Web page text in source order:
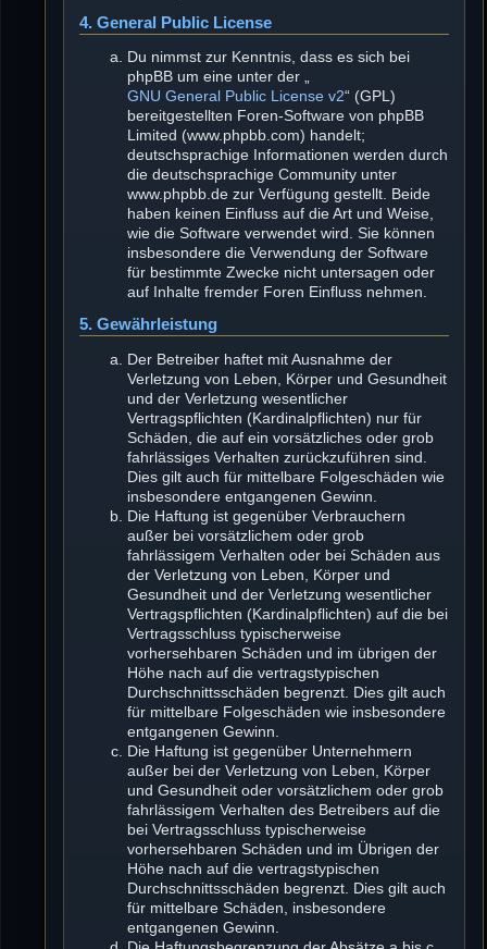
4. General Public License
Du nimmst zur Kenntnis, dass es sich bei
phpBB um eine unter der „
GNU General Public License v2“ (GPL)
bereitgestellten Foren-Software von phpBB
Limited (www.phpbb.com) handelt;
deutschsprachige Informationen werden durch
die deutschsprachige Community unter
www.phpbb.de zur Verfügung gestellt. Beide
haben keinen Einfluss auf die Art und Weise,
wie die Software verwendet wird. Sie können
insbesondere die Verwendung der Software
für bestimmte Zwecke nicht untersagen oder
auf Inhalte fremder Foren Einfluss nehmen.
5. Gewährleistung
Der Betreiber haftet mit Ausnahme der
Verletzung von Leben, Körper und Gesundheit
und der Verletzung wesentlicher
Vertragspflichten (Kardinalpflichten) nur für
Schäden, die auf ein vorsätzliches oder grob
fahrlässiges Verhalten zurückzuführen sind.
Dies gilt auch für mittelbare Folgeschäden wie
insbesondere entgangenen Gewinn.
Die Haftung ist gegenüber Verbrauchern
außer bei vorsätzlichem oder grob
fahrlässigem Verhalten oder bei Schäden aus
der Verletzung von Leben, Körper und
Gesundheit und der Verletzung wesentlicher
Vertragspflichten (Kardinalpflichten) auf die bei
Vertragsschluss typischerweise
vorhersehbaren Schäden und im übrigen der
Höhe nach auf die vertragstypischen
Durchschnittsschäden begrenzt. Dies gilt auch
für mittelbare Folgeschäden wie insbesondere
entgangenen Gewinn.
Die Haftung ist gegenüber Unternehmern
außer bei der Verletzung von Leben, Körper
und Gesundheit oder vorsätzlichem oder grob
fahrlässigem Verhalten des Betreibers auf die
bei Vertragsschluss typischerweise
vorhersehbaren Schäden und im Übrigen der
Höhe nach auf die vertragstypischen
Durchschnittsschäden begrenzt. Dies gilt auch
für mittelbare Schäden, insbesondere
entgangenen Gewinn.